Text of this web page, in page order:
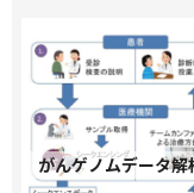
できるような体制を
現在国内で急速に発
について、原理など
く方にもわかりやすく
がんゲノムデータ